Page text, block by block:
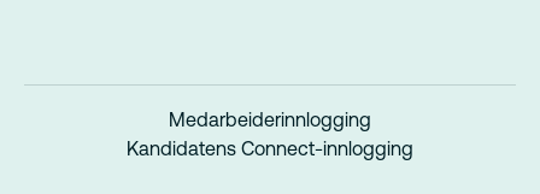
Medarbeiderinnlogging
Kandidatens Connect-innlogging